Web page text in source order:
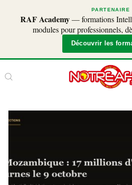
PARTENAIRE
RAF Academy— formations
modules pour professionnels,
Découvrir les